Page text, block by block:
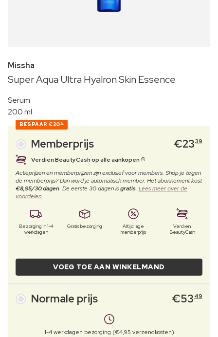
Missha
Super Aqua Ultra Hyalron Skin Essence
Serum
200 ml
BESPAAR €30 10
Memberprijs €2339
Verdien BeautyCash op alle aankopen
Actieprijzen en memberprijzen zijn exclusief voor members. Shop je tegen
de memberprijs? Dan word je automatisch member. Het abonnement kost
€8,95/30 dagen. De eerste 30 dagen isgratis. Lees meer over de
voordelen.
Bezorging in 1-4
werkdagen
Gratis bezorging
Altijd lage
memberprijs
Verdien
BeautyCash
VOEG TOE AAN WINKELMAND
Normale prijs €53 49
1-4 werkdagen bezorging (€4,95 verzendkosten)